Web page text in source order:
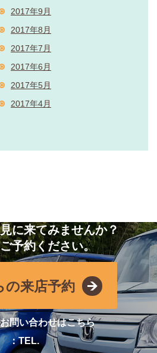
2017年9月
2017年8月
2017年7月
2017年6月
2017年5月
2017年4月
に来てみませんか？
予約ください。
の来店予約
問い合わせはこちら
：TEL.